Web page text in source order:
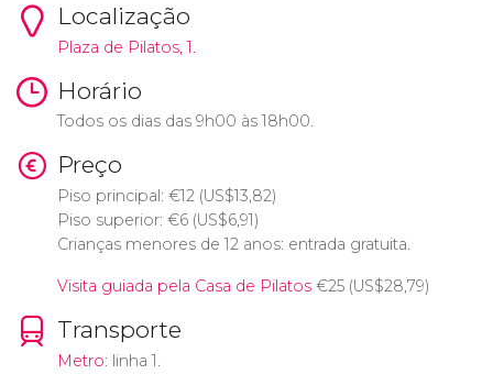
Localização
Plaza de Pilatos, 1.
Horário
Todos os dias das 9h00 às 18h00.
Preço
Piso principal: €12 (US$13,82)
Piso superior: €6 (US$6,91)
Crianças menores de 12 anos: entrada gratuita.
Visita guiada pela Casa de Pilatos €25 (US$28,79)
Transporte
Metro: linha 1.